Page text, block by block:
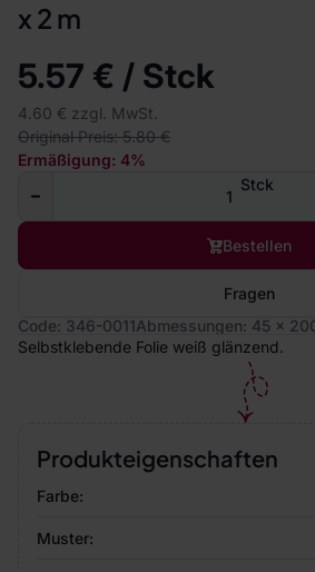
x 2 m
5.57 € / Stck
4.60 € zzgl. MwSt.
Original Preis: 5.80 €
Ermäßigung: 4%
Stck
Bestellen
Fragen
Code: 346-0011Abmessungen: 45 x
Selbstklebende Folie weiß glänzend.
Produkteigenschaften
Farbe:
Muster: